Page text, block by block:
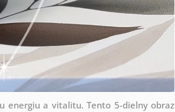
energiu a vitalitu. Tento 5-dielny obraz